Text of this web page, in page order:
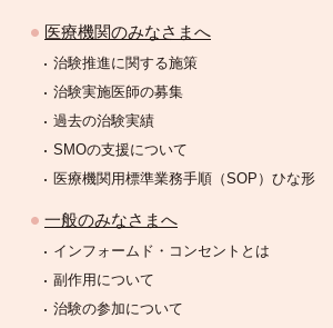
医療機関のみなさまへ
治験推進に関する施策
治験実施医師の募集
過去の治験実績
SMOの支援について
医療機関用標準業務手順（SOP）ひな形
一般のみなさまへ
インフォームド・コンセントとは
副作用について
治験の参加について